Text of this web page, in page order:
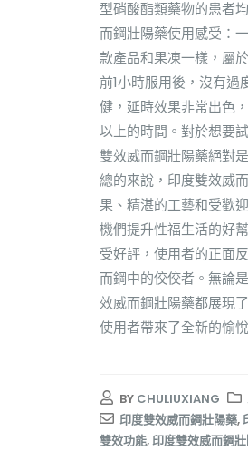
型硝酸酯類藥物的患者
而鋼壯陽藥使用感受：
款產品和果凍一樣，屬
前1小時服用後，沒有過
健，延時效果非常出色
以上的時間。對於想要
雙效威而鋼壯陽藥絕對
總的來說，印度雙效威
果、精湛的工藝和受歡
機們提升性福生活的好
受好評，使用者的正面
而鋼中的佼佼者。無論
效威而鋼壯陽藥都展現
使用者帶來了全新的愉
BY CHULIUXIANG
印度雙效威而鋼壯陽藥,
雙效功能,印度雙效威而鋼